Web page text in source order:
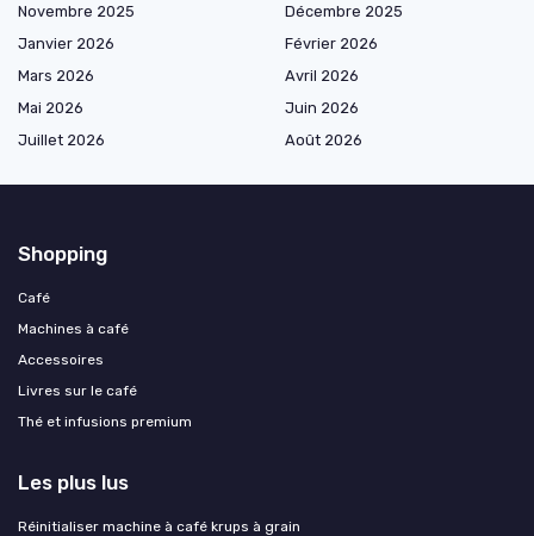
Novembre 2025
Décembre 2025
Janvier 2026
Février 2026
Mars 2026
Avril 2026
Mai 2026
Juin 2026
Juillet 2026
Août 2026
Shopping
Café
Machines à café
Accessoires
Livres sur le café
Thé et infusions premium
Les plus lus
Réinitialiser machine à café krups à grain